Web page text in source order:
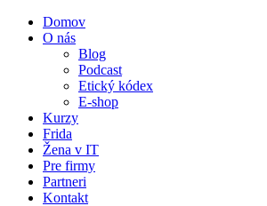
Domov
O nás
Blog
Podcast
Etický kódex
E-shop
Kurzy
Frida
Žena v IT
Pre firmy
Partneri
Kontakt